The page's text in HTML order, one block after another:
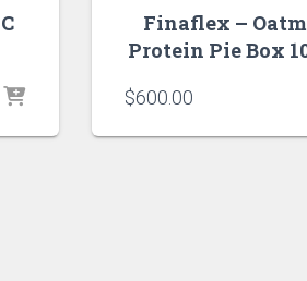
Finaflex –
Protein Pie Box
$600.00